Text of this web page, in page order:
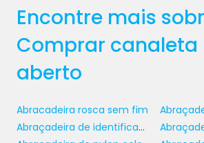
que os operadores realizem
eficaz.
Outra vertente de
institutos educacionais e
cabos expostos é primordial.
garantem que os espaços
Encontre mais
Comprar canaleta
aberto
Abracadeira rosca sem fim
Abraçadeira de identificação